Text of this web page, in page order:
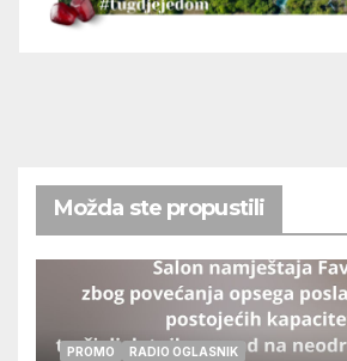
Možda ste propustili
PROMO RADIO OGLASNIK